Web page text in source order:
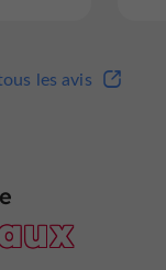
les avis
tous les avis